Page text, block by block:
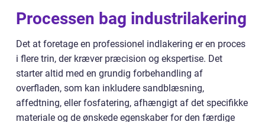
Processen bag industrilakering
Det at foretage en professionel indlakering er en proces
i flere trin, der kræver præcision og ekspertise. Det
starter altid med en grundig forbehandling af
overfladen, som kan inkludere sandblæsning,
affedtning, eller fosfatering, afhængigt af det specifikke
materiale og de ønskede egenskaber for den færdige